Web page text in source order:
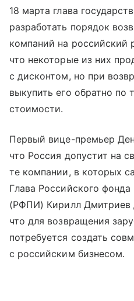
18 марта глава
разработать порядок
компаний на российский
что некоторые из них
с дисконтом, но при
выкупить его обратно по
стоимости.
Первый вице-премьер
что Россия допустит на
те компании, в которых
Глава Российского
(РФПИ) Кирилл Дмитриев
что для возвращения
потребуется создать
с российским бизнесом.